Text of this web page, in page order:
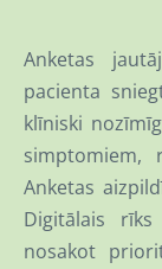
Anketas
pacienta
klīniski
simptomiem,
Anketas
Digitālais
nosakot